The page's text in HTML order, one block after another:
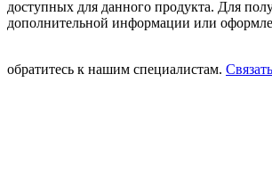
доступных для данного продукта. Для
дополнительной информации или
обратитесь к нашим специалистам.